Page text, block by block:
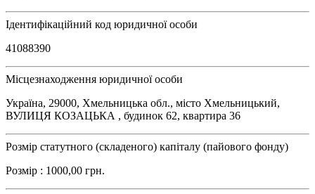
Ідентифікаційний код юридичної особи
41088390
Місцезнаходження юридичної особи
Україна, 29000, Хмельницька обл., місто Хмельницький,
ВУЛИЦЯ КОЗАЦЬКА , будинок 62, квартира 36
Розмір статутного (складеного) капіталу (пайового фонду)
Розмір : 1000,00 грн.